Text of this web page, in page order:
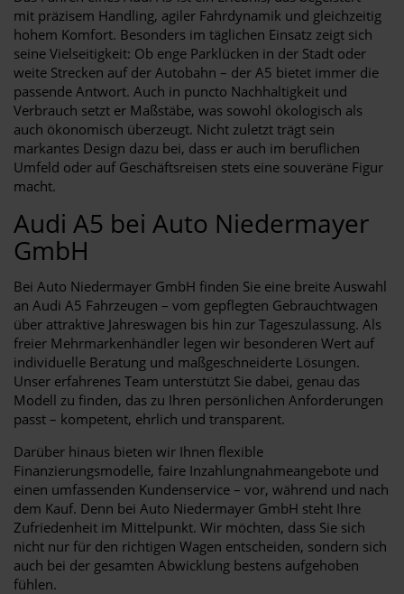
mit präzisem Handling, agiler Fahrdynamik und gleichzeitig
hohem Komfort. Besonders im täglichen Einsatz zeigt sich
seine Vielseitigkeit: Ob enge Parklücken in der Stadt oder
weite Strecken auf der Autobahn – der A5 bietet immer die
passende Antwort. Auch in puncto Nachhaltigkeit und
Verbrauch setzt er Maßstäbe, was sowohl ökologisch als
auch ökonomisch überzeugt. Nicht zuletzt trägt sein
markantes Design dazu bei, dass er auch im beruflichen
Umfeld oder auf Geschäftsreisen stets eine souveräne Figur
macht.
Audi A5 bei Auto Niedermayer
GmbH
Bei Auto Niedermayer GmbH finden Sie eine breite Auswahl
an Audi A5 Fahrzeugen – vom gepflegten Gebrauchtwagen
über attraktive Jahreswagen bis hin zur Tageszulassung. Als
freier Mehrmarkenhändler legen wir besonderen Wert auf
individuelle Beratung und maßgeschneiderte Lösungen.
Unser erfahrenes Team unterstützt Sie dabei, genau das
Modell zu finden, das zu Ihren persönlichen Anforderungen
passt – kompetent, ehrlich und transparent.
Darüber hinaus bieten wir Ihnen flexible
Finanzierungsmodelle, faire Inzahlungnahmeangebote und
einen umfassenden Kundenservice – vor, während und nach
dem Kauf. Denn bei Auto Niedermayer GmbH steht Ihre
Zufriedenheit im Mittelpunkt. Wir möchten, dass Sie sich
nicht nur für den richtigen Wagen entscheiden, sondern sich
auch bei der gesamten Abwicklung bestens aufgehoben
fühlen.